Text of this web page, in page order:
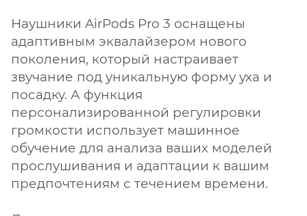
Наушники AirPods Pro 3 оснащены
адаптивным эквалайзером нового
поколения, который настраивает
звучание под уникальную форму уха и
посадку. А функция
персонализированной регулировки
громкости использует машинное
обучение для анализа ваших моделей
прослушивания и адаптации к вашим
предпочтениям с течением времени.